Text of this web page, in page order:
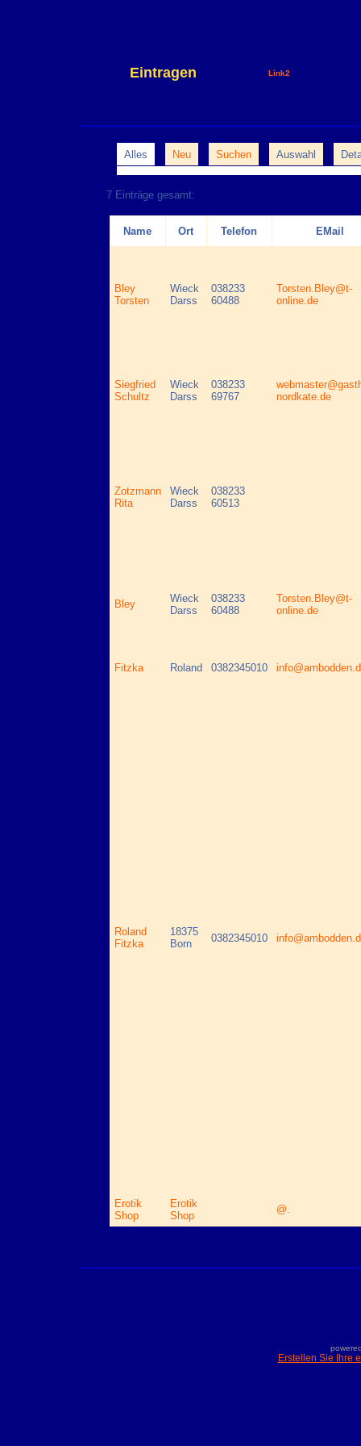
Eintragen Link2
Alles Neu Suchen Auswahl
7 Einträge gesamt:
Name Ort Telefon EMail
Bley
Torsten
Wieck
Darss
038233
60488
Torsten.Bley@t-
online.de
Siegfried
Schultz
Wieck
Darss
038233
69767
nordkate.de
Zotzmann
Rita
Wieck
Darss
038233
60513
Bley
Wieck
Darss
038233
60488
Torsten.Bley@t-
online.de
Fitzka Roland 0382345010
Roland
Fitzka
18375
Born
0382345010
Erotik
Shop
Erotik
Shop
@.
Erstellen Sie Ihre